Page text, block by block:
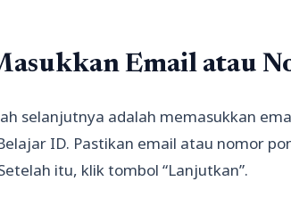
Email atau
selanjutnya adalah memasukkan
ID. Pastikan email atau nomor
itu, klik tombol “Lanjutkan”.